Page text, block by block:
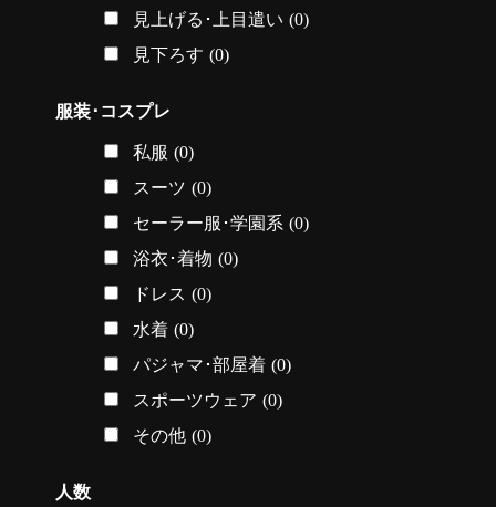
見上げる･上目遣い (0)
見下ろす (0)
服装･コスプレ
私服 (0)
スーツ (0)
セーラー服･学園系 (0)
浴衣･着物 (0)
ドレス (0)
水着 (0)
パジャマ･部屋着 (0)
スポーツウェア (0)
その他 (0)
人数